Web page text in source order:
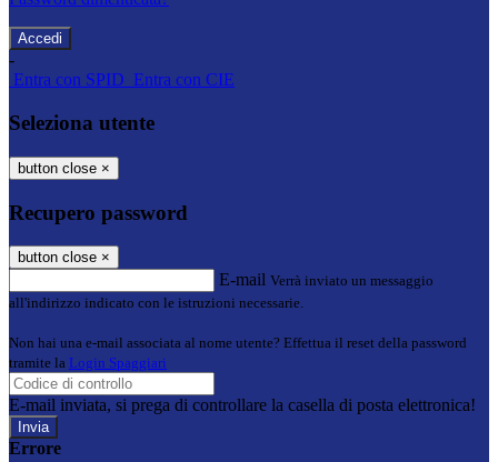
-
Entra con SPID Entra con CIE
Seleziona utente
button close ×
Recupero password
button close ×
E-mail Verrà inviato un messaggio
all'indirizzo indicato con le istruzioni necessarie.
Non hai una e-mail associata al nome utente? Effettua il reset della password
tramite la Login Spaggiari
E-mail inviata, si prega di controllare la casella di posta elettronica!
Errore